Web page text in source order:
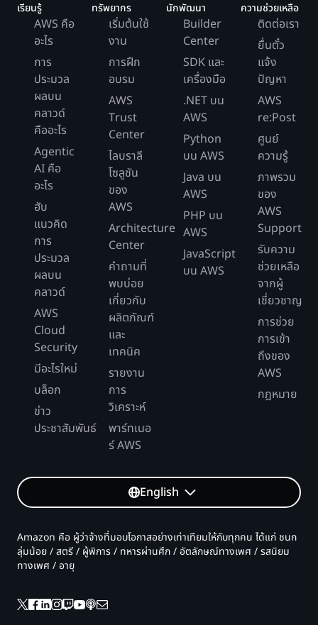
เรียนรู้
AWS คือ
อะไร
การ
ประมวล
ผลบน
คลาวด์
คืออะไร
Agentic
AI คือ
อะไร
ฮับ
แนวคิด
การ
ประมวล
ผลบน
คลาวด์
AWS
Cloud
Security
มีอะไรใหม่
บล็อก
ข่าว
ประชาสัมพันธ์
ทรัพยากร
เริ่มต้นใช้
งาน
การฝึก
อบรม
AWS
Trust
Center
ไลบราลี
โซลูชัน
ของ
AWS
Architecture
Center
คำถามที่
พบบ่อย
เกี่ยวกับ
ผลิตภัณฑ์
และ
เทคนิค
รายงาน
การ
วิเคราะห์
พาร์ทเนอ
ร์ AWS
นักพัฒนา
Builder
Center
SDK และ
เครื่องมือ
.NET บน
AWS
Python
บน AWS
Java บน
AWS
PHP บน
AWS
JavaScript
บน AWS
ความช่วยเหลือ
ติดต่อเรา
ยื่นตั๋ว
แจ้ง
ปัญหา
AWS
re:Post
ศูนย์
ความรู้
ภาพรวม
ของ
AWS
Support
รับความ
ช่วยเหลือ
จากผู้
เชี่ยวชาญ
การช่วย
การเข้า
ถึงของ
AWS
กฎหมาย
English
Amazon คือ ผู้ว่าจ้างที่มอบโอกาสอย่างเท่าเทียมให้กับทุกคน ได้แก่ ชนก
ลุ่มน้อย / สตรี / ผู้พิการ / ทหารผ่านศึก / อัตลักษณ์ทางเพศ / รสนิยม
ทางเพศ / อายุ